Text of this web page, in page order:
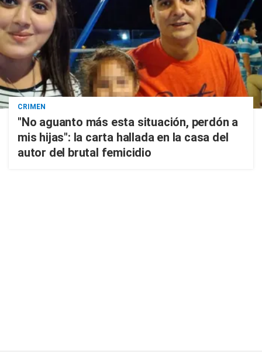
CRIMEN
"No aguanto más esta situación, perdón a
mis hijas": la carta hallada en la casa del
autor del brutal femicidio